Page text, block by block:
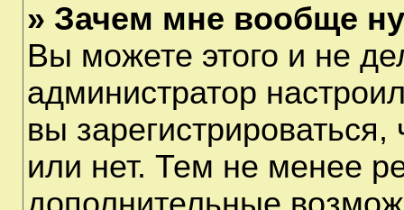
» Зачем мне вообще
Вы можете этого и не
администратор
вы
или нет. Тем не менее